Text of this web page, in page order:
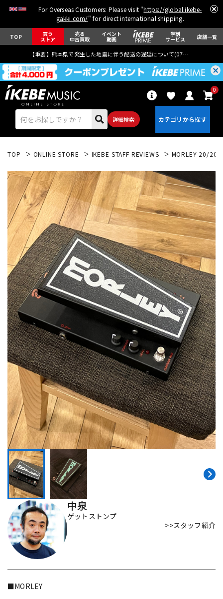
For Overseas Customers: Please visit "https://global.ikebe-
gakki.com/" for direct international shipping.
TOP 買う
ストア
売る
中古買取
イベント
動画
学割
サービス 店舗一覧
【重要】熊本県で発生した地震に伴う配送の遅延について(07月29日
詳細検索
0
エレキギター アコギ/エレアコ
ベース ウクレレ
ドラム パーカッション
キーボード 電子ピアノ
管楽器 その他楽器
アンプ エフェクター
DJ機器 DTM
DTM オンライン納品
配信/ライブ機器
中古 ヴィンテージ
TOP ONLINE STORE IKEBE STAFF REVIEWS MORLEY 20/20
中泉
ゲットストンプ
>>スタッフ紹介
■MORLEY